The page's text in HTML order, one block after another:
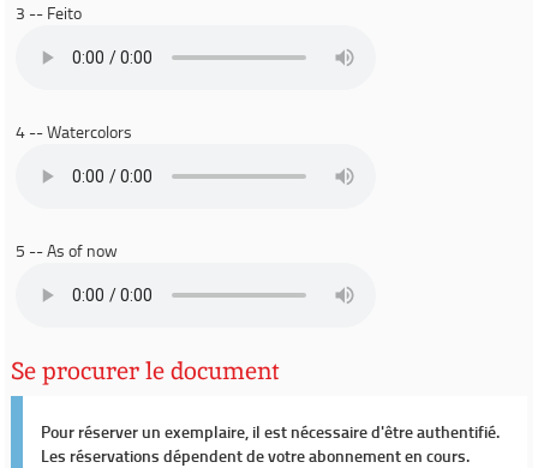
3 -- Feito
4 -- Watercolors
5 -- As of now
Se procurer le document
Pour réserver un exemplaire, il est nécessaire d'être authentifié.
Les réservations dépendent de votre abonnement en cours.